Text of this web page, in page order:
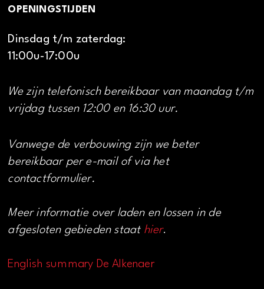
OPENINGSTIJDEN
Dinsdag t/m zaterdag:
11:00u-17:00u
We zijn telefonisch bereikbaar van maandag t/m
vrijdag tussen 12:00 en 16:30 uur.
Vanwege de verbouwing zijn we beter
bereikbaar per e-mail of via het
contactformulier.
Meer informatie over laden en lossen in de
afgesloten gebieden staat hier.
English summary De Alkenaer